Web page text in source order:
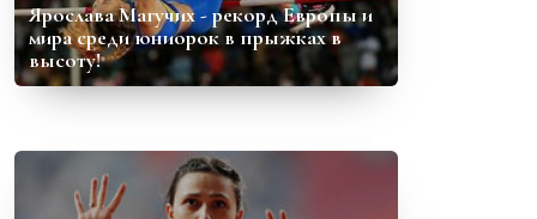
Ярослава Магучих - рекорд Европы и
мира среди юниорок в прыжках в
высоту!